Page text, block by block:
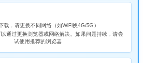
载，请更换不同网络（如WiFi换4G/5G）
通过更换浏览器或网络解决。如果问题持续，请尝
试使用推荐的浏览器